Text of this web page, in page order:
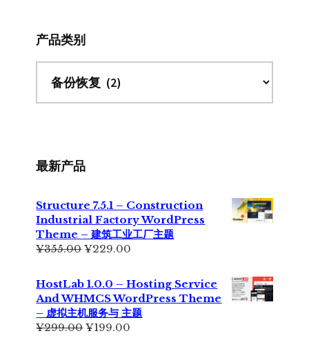
产品类别
最新产品
Structure 7.5.1 – Construction
Industrial Factory WordPress
Theme – 建筑工业工厂主题
¥355.00原
为：
¥355.00。
¥229.00
价
格
为：
¥229.00。
HostLab 1.0.0 – Hosting Service
And WHMCS WordPress Theme
– 虚拟主机服务与 主题
¥299.00原
¥199.00